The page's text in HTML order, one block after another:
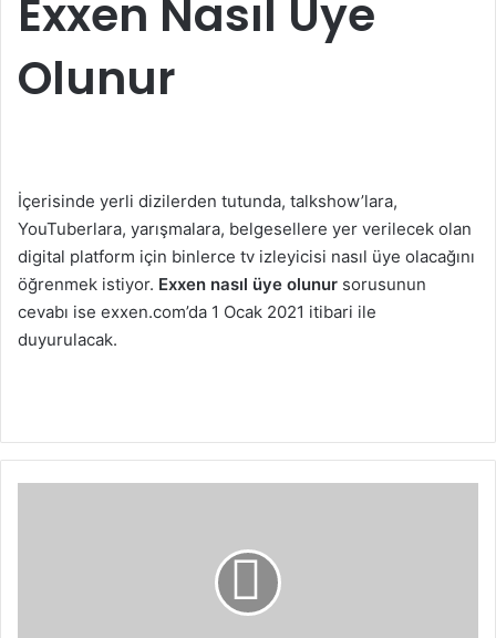
Exxen Nasıl Üye
Olunur
İçerisinde yerli dizilerden tutunda, talkshow’lara,
YouTuberlara, yarışmalara, belgesellere yer verilecek olan
digital platform için binlerce tv izleyicisi nasıl üye olacağını
öğrenmek istiyor. Exxen nasıl üye olunur sorusunun
cevabı ise exxen.com’da 1 Ocak 2021 itibari ile
duyurulacak.